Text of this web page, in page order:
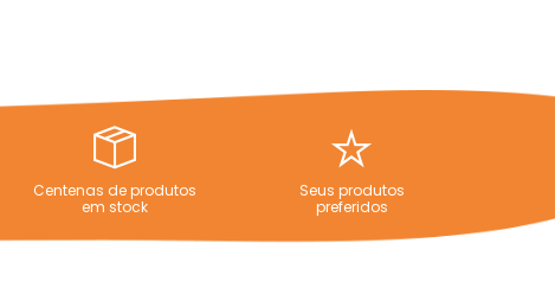
Centenas de produtos
em stock
Seus produtos
preferidos